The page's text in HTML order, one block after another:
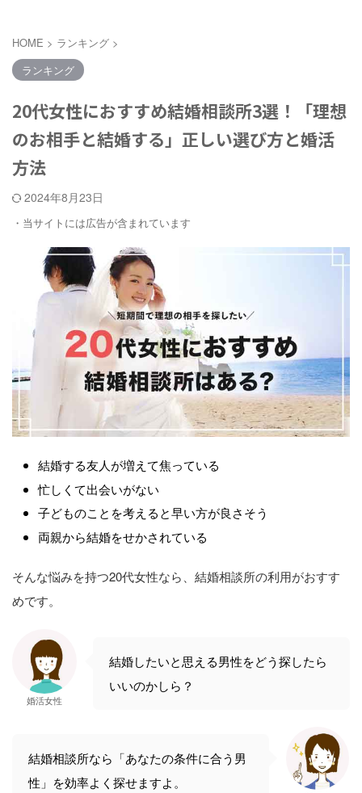
HOME > ランキング >
ランキング
20代女性におすすめ結婚相談所3選！「理想
のお相手と結婚する」正しい選び方と婚活
方法
2024年8月23日
・当サイトには広告が含まれています
結婚する友人が増えて焦っている
忙しくて出会いがない
子どものことを考えると早い方が良さそう
両親から結婚をせかされている
そんな悩みを持つ20代女性なら、結婚相談所の利用がおすす
めです。
婚活女性
結婚したいと思える男性をどう探したら
いいのかしら？
結婚相談所なら「あなたの条件に合う男
性」を効率よく探せますよ。